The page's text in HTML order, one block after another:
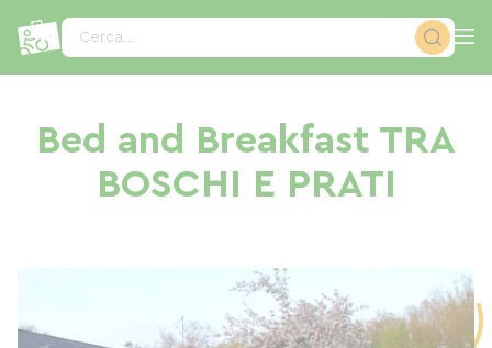
Cerca...
Bed and Breakfast TRA
BOSCHI E PRATI
Pannello di gestione dei cookies